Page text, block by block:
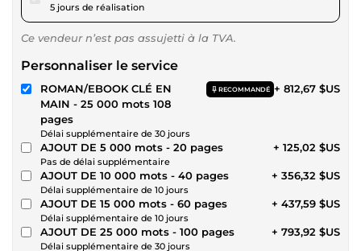
5 jours de réalisation
Ce vendeur n’est pas assujetti à la TVA.
Personnaliser le service
ROMAN/EBOOK CLÉ EN
MAIN - 25 000 mots 108
pages
RECOMMANDÉ
Délai supplémentaire de 30 jours
+ 812,67 $US
AJOUT DE 5 000 mots - 20 pages
Pas de délai supplémentaire
+ 125,02 $US
AJOUT DE 10 000 mots - 40 pages
Délai supplémentaire de 10 jours
+ 356,32 $US
AJOUT DE 15 000 mots - 60 pages
Délai supplémentaire de 10 jours
+ 437,59 $US
AJOUT DE 25 000 mots - 100 pages
Délai supplémentaire de 30 jours
+ 793,92 $US